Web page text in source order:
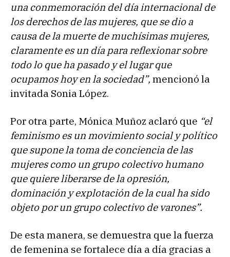
una conmemoración del día internacional de
los derechos de las mujeres, que se dio a
causa de la muerte de muchísimas mujeres,
claramente es un día para reflexionar sobre
todo lo que ha pasado y el lugar que
ocupamos hoy en la sociedad”, mencionó la
invitada Sonia López.
Por otra parte, Mónica Muñoz aclaró que “el
feminismo es un movimiento social y político
que supone la toma de conciencia de las
mujeres como un grupo colectivo humano
que quiere liberarse de la opresión,
dominación y explotación de la cual ha sido
objeto por un grupo colectivo de varones”.
De esta manera, se demuestra que la fuerza
de femenina se fortalece día a día gracias a